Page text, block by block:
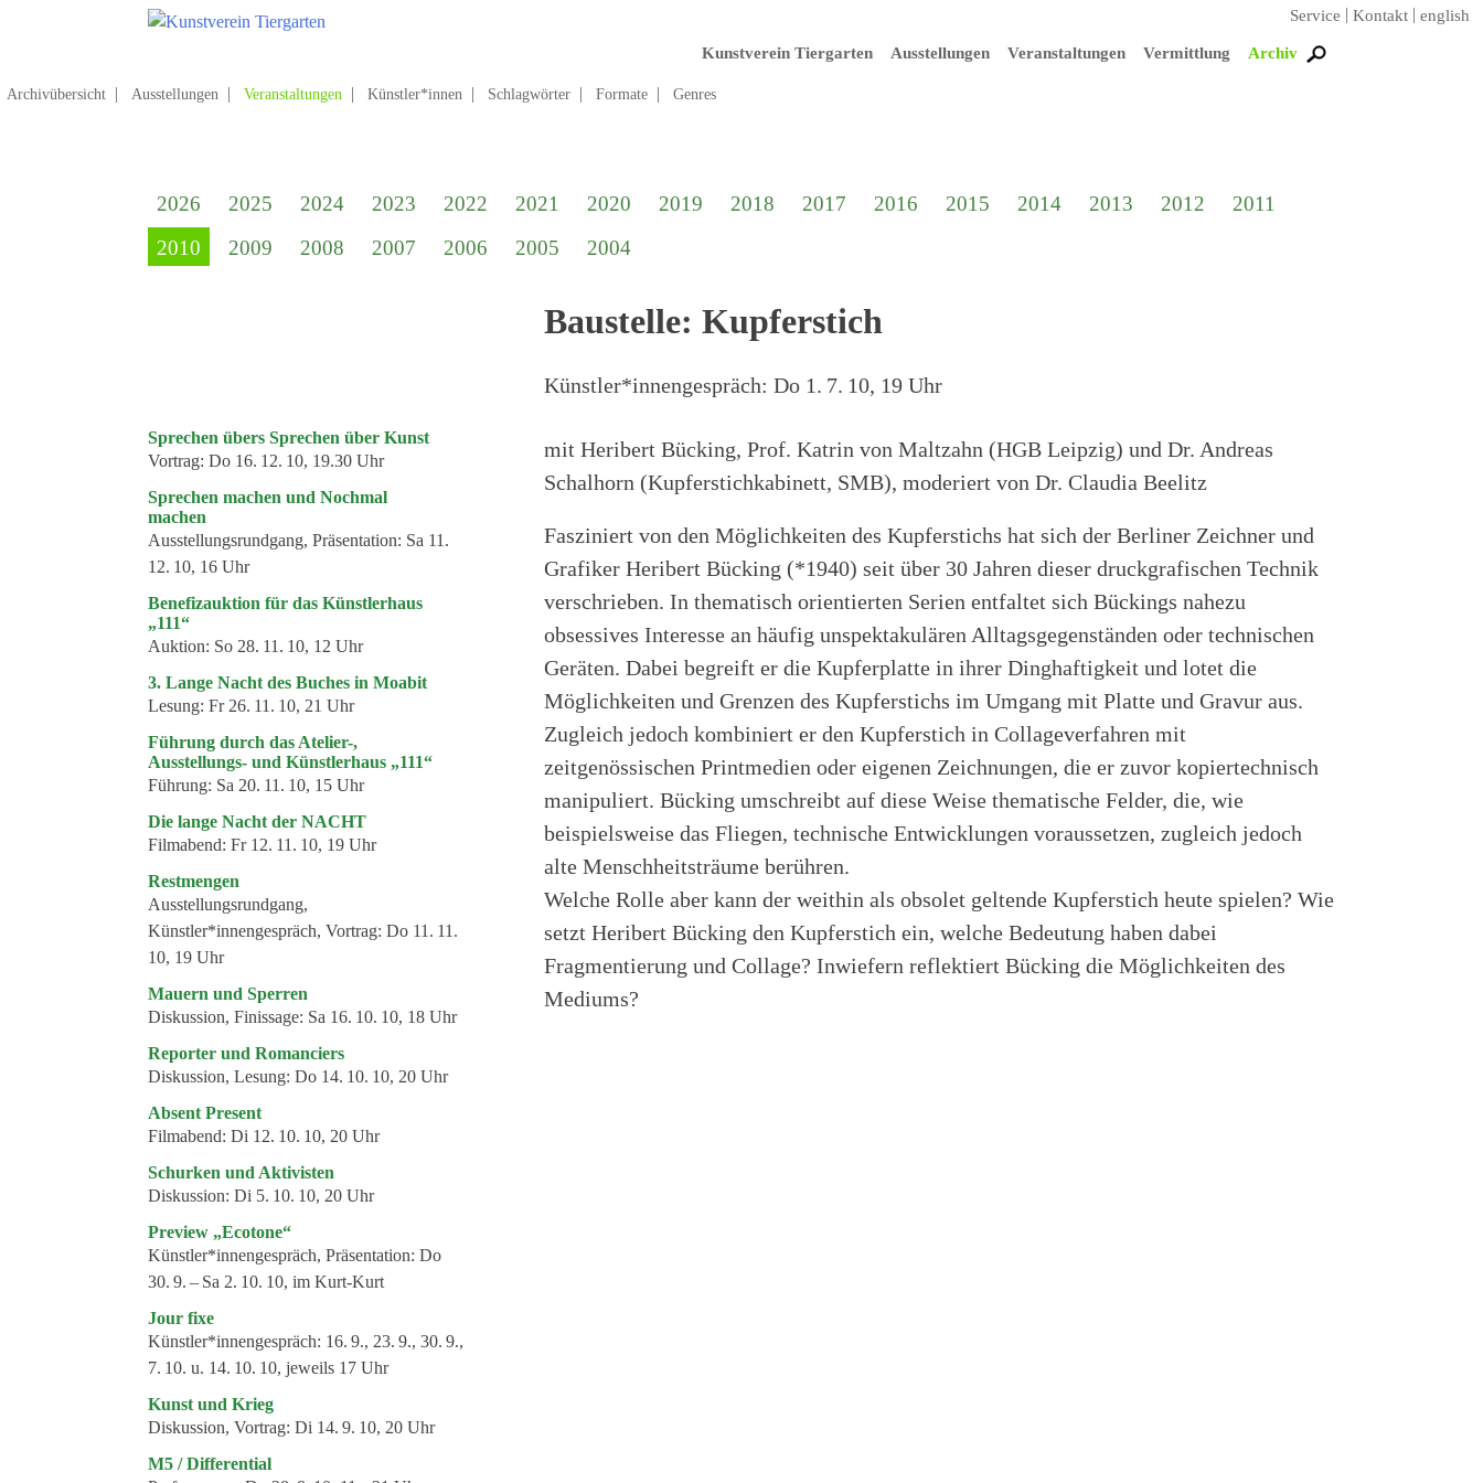
Service Kontakt english
Kunstverein Tiergarten Ausstellungen Veranstaltungen Vermittlung Archiv
Archivübersicht Ausstellungen Veranstaltungen Künstler*innen Schlagwörter Formate Genres
nach:
Veranstaltungen
Kommende Veranstaltungen
aktuelle Projekte
Archivübersicht
Ausstellungen
Veranstaltungen
Schlagwörter
Künstler*innen
Veranstaltungsformate
2026 2025 2024 2023 2022 2021 2020 2019 2018 2017 2016 2015 2014 2013 2012
2011
2010
2009 2008 2007 2006 2005 2004
Baustelle: Kupferstich
Künstler*innengespräch: Do 1. 7. 10, 19 Uhr
Sprechen übers Sprechen über Kunst
Vortrag:Do 16. 12. 10, 19.30 Uhr
Sprechen machen und Nochmal
machen
Ausstellungsrundgang, Präsentation: Sa 11.
12. 10, 16 Uhr
Benefizauktion für das Künstlerhaus
„111“
Auktion: So 28. 11. 10, 12 Uhr
3. Lange Nacht des Buches in Moabit
Lesung:Fr 26. 11. 10, 21 Uhr
Führung durch das Atelier-,
Ausstellungs- und Künstlerhaus „111“
Führung: Sa 20. 11. 10, 15 Uhr
Die lange Nacht der NACHT
Filmabend:Fr 12. 11. 10, 19 Uhr
Restmengen
Ausstellungsrundgang,
Künstler*innengespräch, Vortrag:Do 11. 11.
10, 19 Uhr
Mauern und Sperren
Diskussion, Finissage: Sa 16. 10. 10, 18 Uhr
Reporter und Romanciers
Diskussion, Lesung:Do 14. 10. 10, 20 Uhr
Absent Present
Filmabend:Di 12. 10. 10, 20 Uhr
Schurken und Aktivisten
Diskussion:Di 5. 10. 10, 20 Uhr
Preview „Ecotone“
Künstler*innengespräch, Präsentation:Do
30. 9. – Sa 2. 10. 10, im Kurt-Kurt
Jour fixe
Künstler*innengespräch: 16. 9., 23. 9., 30. 9.,
7. 10. u. 14. 10. 10, jeweils 17 Uhr
Kunst und Krieg
Diskussion, Vortrag:Di 14. 9. 10, 20 Uhr
M5 / Differential
mit Heribert Bücking, Prof. Katrin von Maltzahn (HGB Leipzig) und Dr. Andreas
Schalhorn (Kupferstichkabinett, SMB), moderiert von Dr. Claudia Beelitz
Fasziniert von den Möglichkeiten des Kupferstichs hat sich der Berliner Zeichner und
Grafiker Heribert Bücking (*1940) seit über 30 Jahren dieser druckgrafischen Technik
verschrieben. In thematisch orientierten Serien entfaltet sich Bückings nahezu
obsessives Interesse an häufig unspektakulären Alltagsgegenständen oder technischen
Geräten. Dabei begreift er die Kupferplatte in ihrer Dinghaftigkeit und lotet die
Möglichkeiten und Grenzen des Kupferstichs im Umgang mit Platte und Gravur aus.
Zugleich jedoch kombiniert er den Kupferstich in Collageverfahren mit
zeitgenössischen Printmedien oder eigenen Zeichnungen, die er zuvor kopiertechnisch
manipuliert. Bücking umschreibt auf diese Weise thematische Felder, die, wie
beispielsweise das Fliegen, technische Entwicklungen voraussetzen, zugleich jedoch
alte Menschheitsträume berühren.
Welche Rolle aber kann der weithin als obsolet geltende Kupferstich heute spielen? Wie
setzt Heribert Bücking den Kupferstich ein, welche Bedeutung haben dabei
Fragmentierung und Collage? Inwiefern reflektiert Bücking die Möglichkeiten des
Mediums?